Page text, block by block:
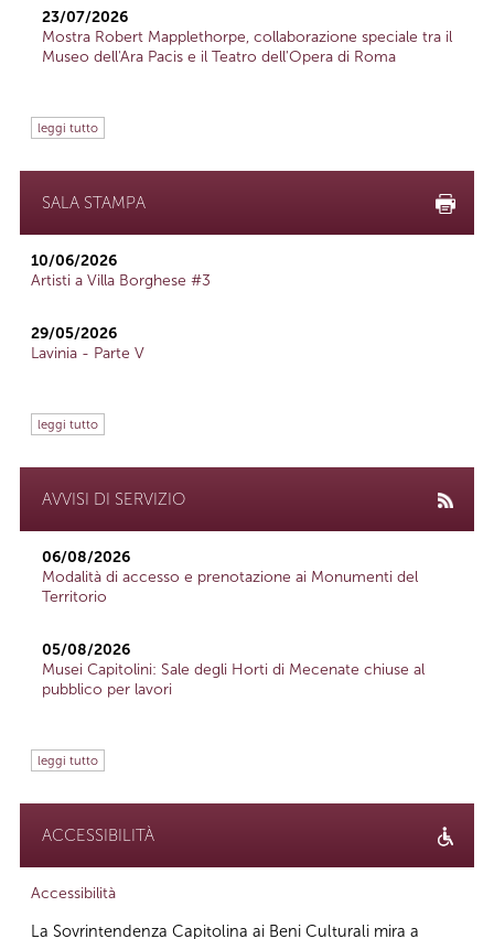
23/07/2026
Mostra Robert Mapplethorpe, collaborazione speciale tra il
Museo dell'Ara Pacis e il Teatro dell'Opera di Roma
leggi tutto
SALA STAMPA
10/06/2026
Artisti a Villa Borghese #3
29/05/2026
Lavinia - Parte V
leggi tutto
AVVISI DI SERVIZIO
06/08/2026
Modalità di accesso e prenotazione ai Monumenti del
Territorio
05/08/2026
Musei Capitolini: Sale degli Horti di Mecenate chiuse al
pubblico per lavori
leggi tutto
ACCESSIBILITÀ
Accessibilità
La Sovrintendenza Capitolina ai Beni Culturali mira a